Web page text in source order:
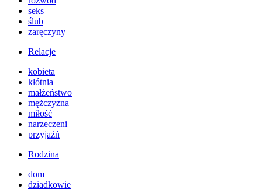
seks
ślub
zaręczyny
Relacje
kobieta
kłótnia
małżeństwo
mężczyzna
miłość
narzeczeni
przyjaźń
Rodzina
dom
dziadkowie